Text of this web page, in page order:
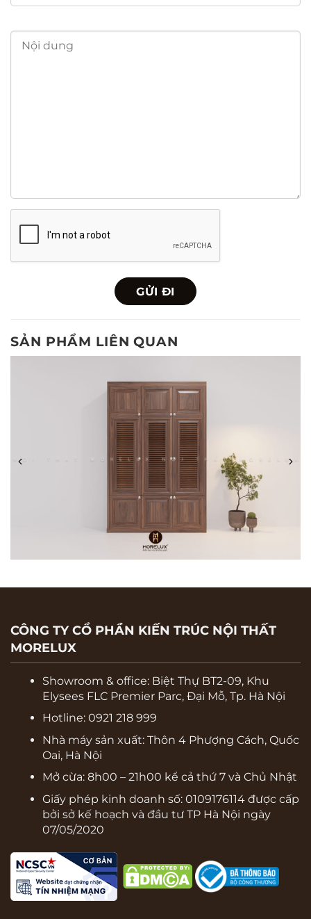
SẢN PHẨM LIÊN QUAN
CÔNG TY CỔ PHẦN KIẾN TRÚC NỘI THẤT
MORELUX
Showroom & office: Biệt Thự BT2-09, Khu
Elysees FLC Premier Parc, Đại Mỗ, Tp. Hà Nội
Hotline: 0921 218 999
Nhà máy sản xuất: Thôn 4 Phượng Cách, Quốc
Oai, Hà Nội
Mở cừa: 8h00 – 21h00 kể cả thứ 7 và Chủ Nhật
Giấy phép kinh doanh số: 0109176114 được cấp
bởi sở kế hoạch và đầu tư TP Hà Nội ngày
07/05/2020